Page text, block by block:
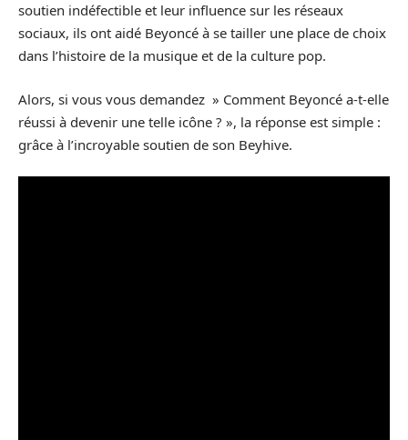
soutien indéfectible et leur influence sur les réseaux
sociaux, ils ont aidé Beyoncé à se tailler une place de choix
dans l’histoire de la musique et de la culture pop.
Alors, si vous vous demandez » Comment Beyoncé a-t-elle
réussi à devenir une telle icône ? », la réponse est simple :
grâce à l’incroyable soutien de son Beyhive.